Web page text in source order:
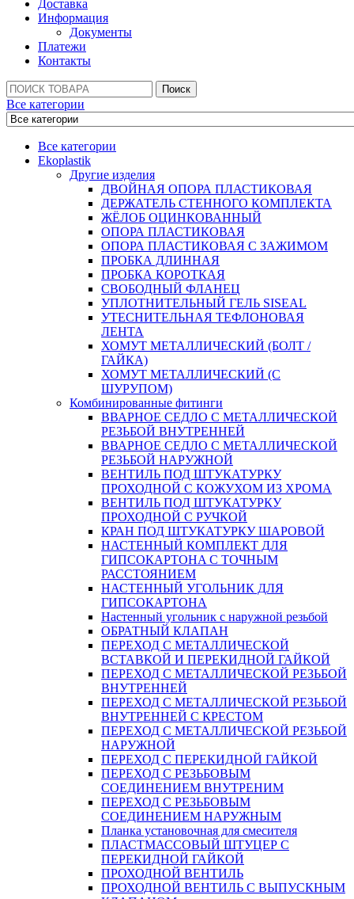
Доставка
Информация
Документы
Платежи
Контакты
Поиск:
Поиск
Все категории
Все категории
Ekoplastik
Другие изделия
ДВОЙНАЯ ОПОРА ПЛАСТИКОВАЯ
ДЕРЖАТЕЛЬ СТЕННОГО КОМПЛЕКТА
ЖЁЛОБ ОЦИНКОВАННЫЙ
ОПОРА ПЛАСТИКОВАЯ
ОПОРА ПЛАСТИКОВАЯ С ЗАЖИМОМ
ПРОБКА ДЛИННАЯ
ПРОБКА КОРОТКАЯ
СВОБОДНЫЙ ФЛАНЕЦ
УПЛОТНИТЕЛЬНЫЙ ГЕЛЬ SISEAL
УТЕСНИТЕЛЬНАЯ ТЕФЛОНОВАЯ
ЛЕНТА
ХОМУТ МЕТАЛЛИЧЕСКИЙ (БОЛТ /
ГАЙКА)
ХОМУТ МЕТАЛЛИЧЕСКИЙ (С
ШУРУПОМ)
Комбинированные фитинги
ВВАРНОЕ СЕДЛО С МЕТАЛЛИЧЕСКОЙ
РЕЗЬБОЙ ВНУТРЕННЕЙ
ВВАРНОЕ СЕДЛО С МЕТАЛЛИЧЕСКОЙ
РЕЗЬБОЙ НАРУЖНОЙ
ВЕНТИЛЬ ПОД ШТУКАТУРКУ
ПРОХОДНОЙ С КОЖУХОМ ИЗ ХРОМА
ВЕНТИЛЬ ПОД ШТУКАТУРКУ
ПРОХОДНОЙ С РУЧКОЙ
КРАН ПОД ШТУКАТУРКУ ШАРОВОЙ
НАСТЕННЫЙ КОМПЛЕКТ ДЛЯ
ГИПСОКАРТОНA С ТОЧНЫМ
РАССТОЯНИЕМ
НАСТЕННЫЙ УГОЛЬНИК ДЛЯ
ГИПСОКАРТОНА
Настенный угольник с наружной резьбой
ОБРАТНЫЙ КЛАПАН
ПЕРЕХОД С МЕТАЛЛИЧЕСКОЙ
ВСТАВКОЙ И ПЕРЕКИДНОЙ ГАЙКОЙ
ПЕРЕХОД С МЕТАЛЛИЧЕСКОЙ РЕЗЬБОЙ
ВНУТРЕННЕЙ
ПЕРЕХОД С МЕТАЛЛИЧЕСКОЙ РЕЗЬБОЙ
ВНУТРЕННЕЙ С КРЕСТОМ
ПЕРЕХОД С МЕТАЛЛИЧЕСКОЙ РЕЗЬБОЙ
НАРУЖНОЙ
ПЕРЕХОД С ПЕРЕКИДНОЙ ГАЙКОЙ
ПЕРЕХОД С РЕЗЬБОВЫМ
СОЕДИНЕНИЕМ ВНУТРЕНИМ
ПЕРЕХОД С РЕЗЬБОВЫМ
СОЕДИНЕНИЕМ НАРУЖНЫМ
Планка установочная для смесителя
ПЛАСТМАССОВЫЙ ШТУЦЕР С
ПЕРЕКИДНОЙ ГАЙКОЙ
ПРОХОДНОЙ ВЕНТИЛЬ
ПРОХОДНОЙ ВЕНТИЛЬ С ВЫПУСКНЫМ